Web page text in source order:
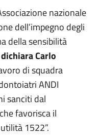
nazionale
dell’impegno degli
della sensibilità
dichiara Carlo
di squadra
ANDI
sanciti dal
favorisca il
1522”.